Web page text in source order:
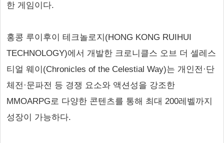
한 게임이다.
홍콩 루이후이 테크놀로지(HONG KONG RUIHUI
TECHNOLOGY)에서 개발한 크로니클스 오브 더 셀레스
티얼 웨이(Chronicles of the Celestial Way)는 개인전·단
체전·문파전 등 경쟁 요소와 액션성을 강조한
MMOARPG로 다양한 콘텐츠를 통해 최대 200레벨까지
성장이 가능하다.